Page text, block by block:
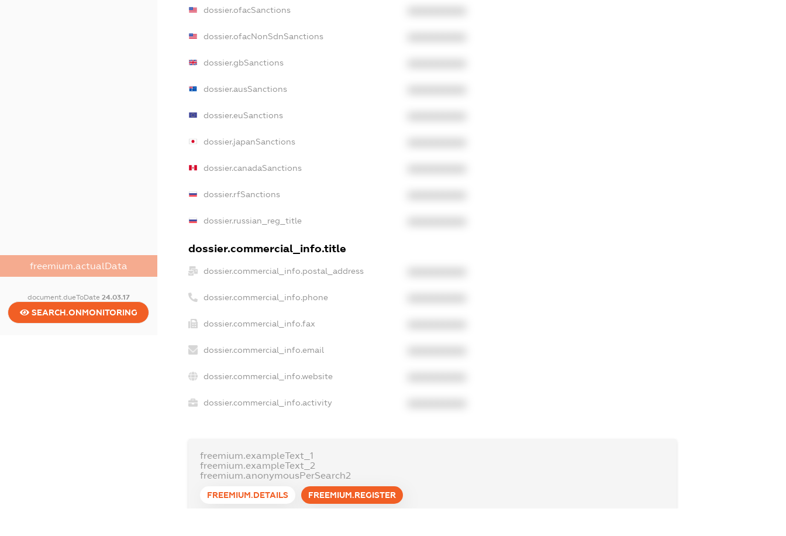
freemium.actualData
document.dueToDate 24.03.17
SEARCH.ONMONITORING
dossier.ofacSanctions
dossier.ofacNonSdnSanctions
dossier.gbSanctions
dossier.ausSanctions
dossier.euSanctions
dossier.japanSanctions
dossier.canadaSanctions
dossier.rfSanctions
dossier.russian_reg_title
dossier.commercial_info.title
dossier.commercial_info.postal_address
dossier.commercial_info.phone
dossier.commercial_info.fax
dossier.commercial_info.email
dossier.commercial_info.website
dossier.commercial_info.activity
freemium.exampleText_1
freemium.exampleText_2
freemium.anonymousPerSearch2
FREEMIUM.DETAILS FREEMIUM.REGISTER